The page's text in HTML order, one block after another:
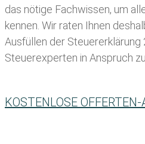
das nötige Fachwissen, um
kennen. Wir raten Ihnen
Ausfüllen der Steuererklärung
Steuerexperten in Anspruch
KOSTENLOSE